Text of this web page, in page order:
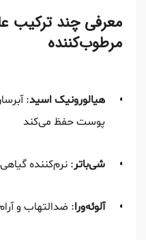
معرفی چند ترکیب
مرطوب‌کننده
هیالورونیک اسید:
پوست حفظ می‌کند
شی‌باتر: نرم‌کننده
آلوئه‌ورا: ضدالتهاب و